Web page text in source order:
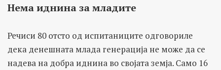
Нема иднина за младите
Речиси 80 отсто од испитаниците одговориле
дека денешната млада генерација не може да се
надева на добра иднина во својата земја. Само 16